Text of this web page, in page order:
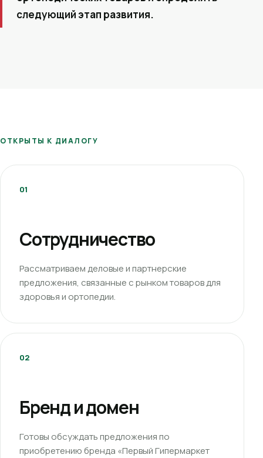
следующий этап развития.
ОТКРЫТЫ К ДИАЛОГУ
01
Сотрудничество
Рассматриваем деловые и партнерские
предложения, связанные с рынком товаров для
здоровья и ортопедии.
02
Бренд и домен
Готовы обсуждать предложения по
приобретению бренда «Первый Гипермаркет